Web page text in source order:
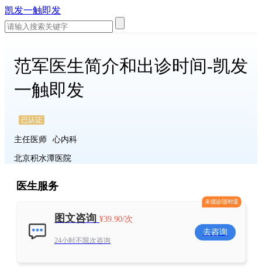
凯发一触即发
范军医生简介和出诊时间-凯发
一触即发
已认证
主任医师 心内科
北京积水潭医院
医生服务
图文咨询 ¥39.90/次
24小时不限次咨询
去咨询
未接诊随时退